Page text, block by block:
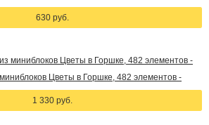
630 руб.
Цветы в Горшке, 482 элементов -
1 330 руб.